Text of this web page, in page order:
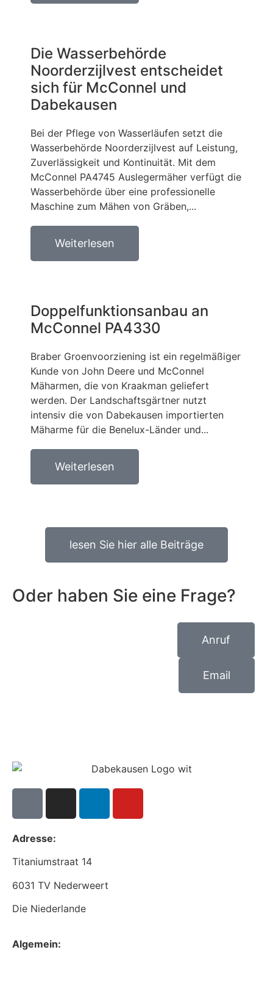
Die Wasserbehörde
Noorderzijlvest entscheidet
sich für McConnel und
Dabekausen
Bei der Pflege von Wasserläufen setzt die
Wasserbehörde Noorderzijlvest auf Leistung,
Zuverlässigkeit und Kontinuität. Mit dem
McConnel PA4745 Auslegermäher verfügt die
Wasserbehörde über eine professionelle
Maschine zum Mähen von Gräben,...
Weiterlesen
Doppelfunktionsanbau an
McConnel PA4330
Braber Groenvoorziening ist ein regelmäßiger
Kunde von John Deere und McConnel
Mäharmen, die von Kraakman geliefert
werden. Der Landschaftsgärtner nutzt
intensiv die von Dabekausen importierten
Mäharme für die Benelux-Länder und...
Weiterlesen
lesen Sie hier alle Beiträge
Oder haben Sie eine Frage?
Anruf
Email
Adresse:
Titaniumstraat 14
6031 TV Nederweert
Die Niederlande
Algemein: